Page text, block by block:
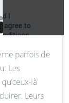
parfois de
Les
là
Leurs